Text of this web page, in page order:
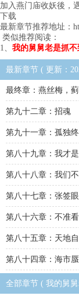
加入燕门庙收妖後，
下载
最新章节推荐地址：
类似推荐阅读：
1、 我的舅舅老是抓
最新章节 ( 更新：
最终章：燕丝梅，
第九十二章：招魂
第九十一章：孤独
第八十九章：我才
第八十八章：我们
第八十七章：张签
第八十六章：不准看
第八十五章：天地自
第八十四章：海市
全部章节 ( 我的舅